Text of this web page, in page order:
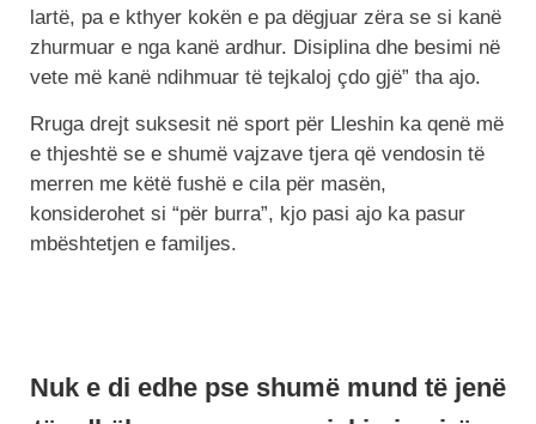
lartë, pa e kthyer kokën e pa dëgjuar zëra se si kanë
zhurmuar e nga kanë ardhur. Disiplina dhe besimi në
vete më kanë ndihmuar të tejkaloj çdo gjë” tha ajo.
Rruga drejt suksesit në sport për Lleshin ka qenë më
e thjeshtë se e shumë vajzave tjera që vendosin të
merren me këtë fushë e cila për masën,
konsiderohet si “për burra”, kjo pasi ajo ka pasur
mbështetjen e familjes.
Nuk e di edhe pse shumë mund të jenë